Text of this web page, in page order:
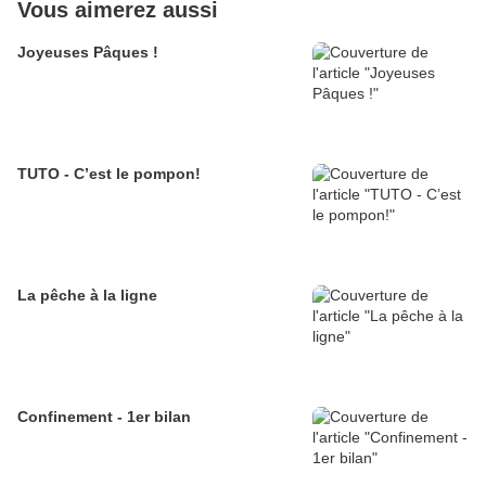
Vous aimerez aussi
Joyeuses Pâques !
TUTO - C’est le pompon!
La pêche à la ligne
Confinement - 1er bilan